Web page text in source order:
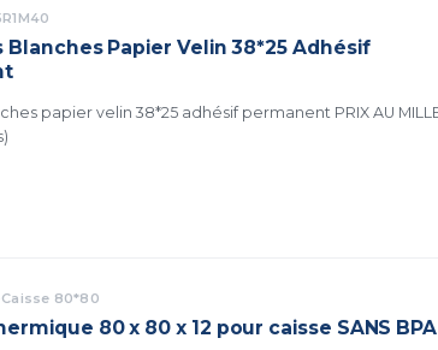
Blanches Papier Velin 38*25 Adhésif
papier velin 38*25 adhésif permanent PRIX AU MILLE
Caisse 80*80
80 x 80 x 12 pour caisse SANS BPA